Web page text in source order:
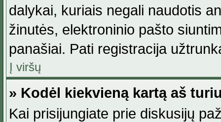
dalykai, kuriais negali naudotis
žinutės, elektroninio pašto
panašiai. Pati registracija
Į viršų
» Kodėl kiekvieną kartą aš
Kai prisijungiate prie diskusijų